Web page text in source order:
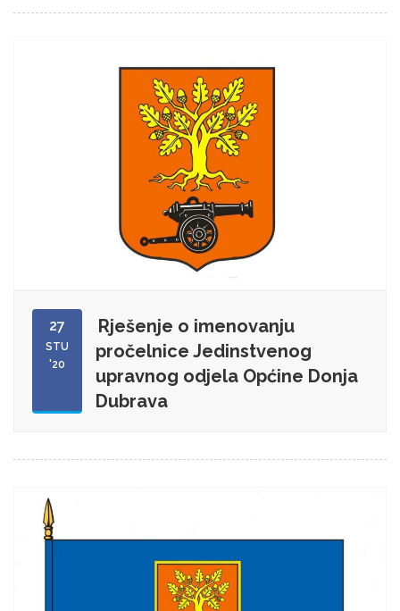
27
STU
'20
Rješenje o imenovanju
pročelnice Jedinstvenog
upravnog odjela Općine Donja
Dubrava